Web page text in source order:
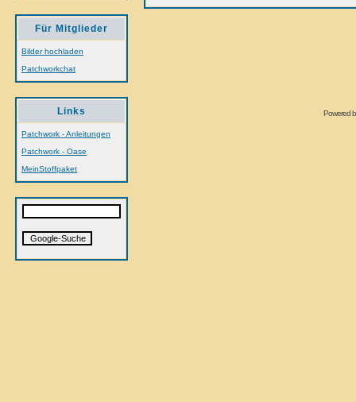
Für Mitglieder
Bilder hochladen
Patchworkchat
Links
Patchwork - Anleitungen
Patchwork - Oase
MeinStoffpaket
Powered